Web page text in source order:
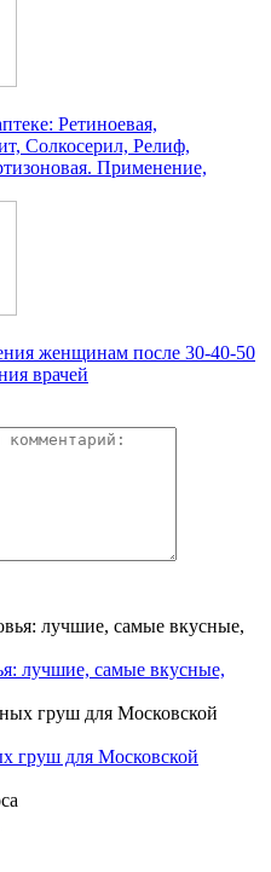
Ретиноевая,
Солкосерил, Релиф,
Применение,
женщинам после 30-40-50
врачей
лучшие, самые вкусные,
груш для Московской